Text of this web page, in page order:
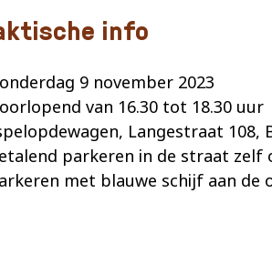
info
9 november 2023
van 16.30 tot 18.30 uur
Langestraat 108,
parkeren in de straat
met blauwe schijf aan de